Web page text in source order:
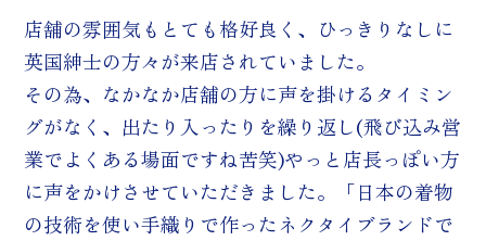
店舗の雰囲気もとても格好良く、ひっきりなしに
英国紳士の方々が来店されていました。
その為、なかなか店舗の方に声を掛けるタイミン
グがなく、出たり入ったりを繰り返し(飛び込み営
業でよくある場面ですね苦笑)やっと店長っぽい方
に声をかけさせていただきました。「日本の着物
の技術を使い手織りで作ったネクタイブランドで